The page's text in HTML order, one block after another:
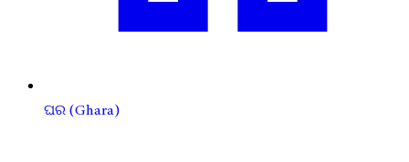
ଘର (Ghara)